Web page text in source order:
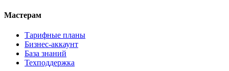
Мастерам
Тарифные планы
Бизнес-аккаунт
База знаний
Техподдержка